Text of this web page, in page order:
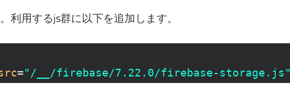
利用するjs群に以下を追加します。
="/__/firebase/7.22.0/firebase-storage.js"